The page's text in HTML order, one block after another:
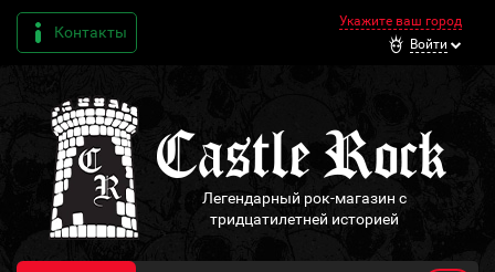
Контакты
Укажите ваш город
Войти
Легендарный рок-магазин с
тридцатилетней историей